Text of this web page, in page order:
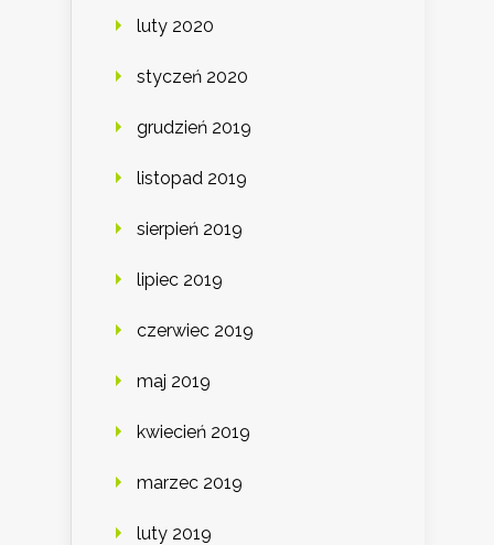
luty 2020
styczeń 2020
grudzień 2019
listopad 2019
sierpień 2019
lipiec 2019
czerwiec 2019
maj 2019
kwiecień 2019
marzec 2019
luty 2019